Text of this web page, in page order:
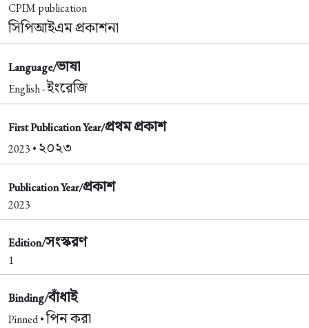
CPIM publication
সিপিআইএম প্রকাশনা
Language/ভাষা
English -ইংরেজি
First Publication Year/প্রথম প্রকাশ
2023 • ২০২৩
Publication Year/প্রকাশ
2023
Edition/সংস্করণ
1
Binding/বাঁধাই
Pinned •পিন করা